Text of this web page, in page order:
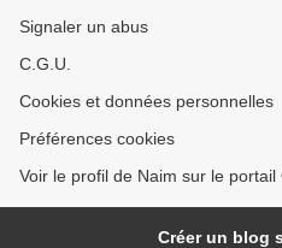
Signaler un abus
C.G.U.
Cookies et données personnelles
Préférences cookies
Voir le profil de Naim sur le portail
Créer un blog